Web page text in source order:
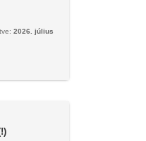
2026. július